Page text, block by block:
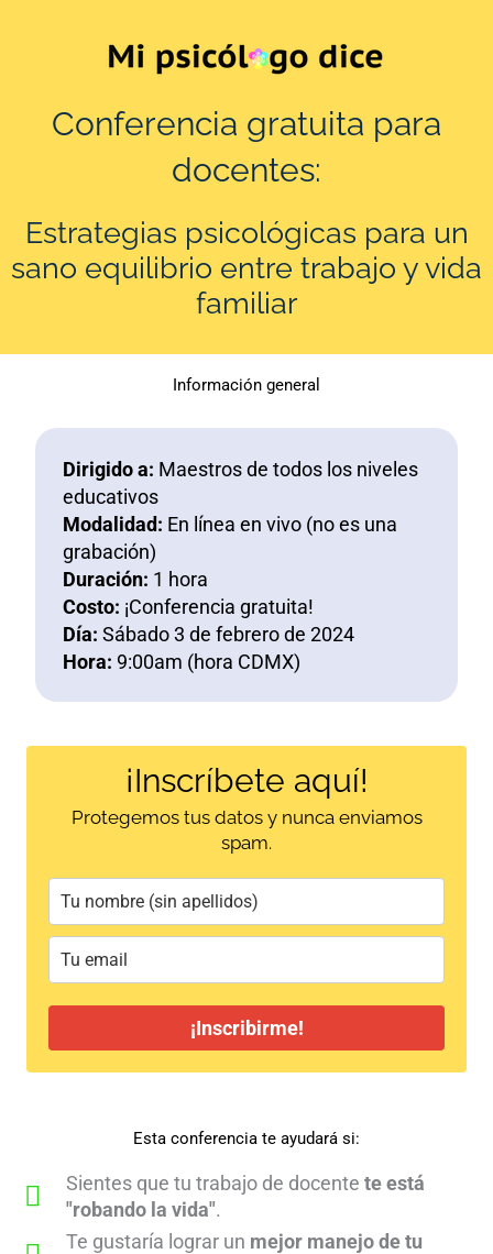
Conferencia gratuita para
docentes:
Estrategias psicológicas para un
sano equilibrio entre trabajo y vida
familiar
Información general
Dirigido a: Maestros de todos los niveles
educativos
Modalidad: En línea en vivo (no es una
grabación)
Duración: 1 hora
Costo: ¡Conferencia gratuita!
Día: Sábado 3 de febrero de 2024
Hora: 9:00am (hora CDMX)
¡Inscríbete aquí!
Protegemos tus datos y nunca enviamos
spam.
¡Inscribirme!
Esta conferencia te ayudará si:
Sientes que tu trabajo de docente te está
"robando la vida".
Te gustaría lograr un mejor manejo de tu